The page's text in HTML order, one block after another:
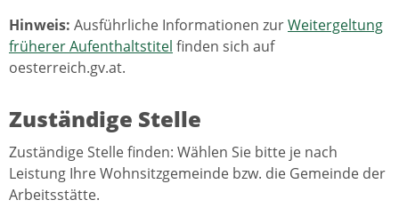
Hinweis: Ausführliche Informationen zurWeitergeltung
früherer Aufenthaltstitel finden sich auf
oesterreich.gv.at.
Zuständige Stelle
Zuständige Stelle finden: Wählen Sie bitte je nach
Leistung Ihre Wohnsitzgemeinde bzw. die Gemeinde der
Arbeitsstätte.